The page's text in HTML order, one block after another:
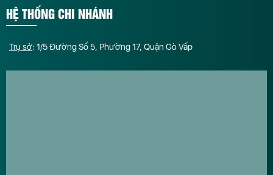
HỆ THỐNG CHI NHÁNH
Trụ sở: 1/5 Đường Số 5, Phường 17, Quận Gò Vấp